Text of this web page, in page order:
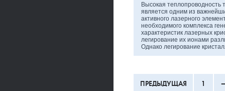
Высокая теплопроводность
является одним из
активного лазерного
необходимого комплекса
характеристик лазерных
легирование их ионами
Однако легирование
ПРЕДЫДУЩАЯ 1